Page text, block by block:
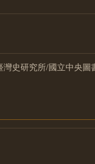
史研究所/國立中央圖